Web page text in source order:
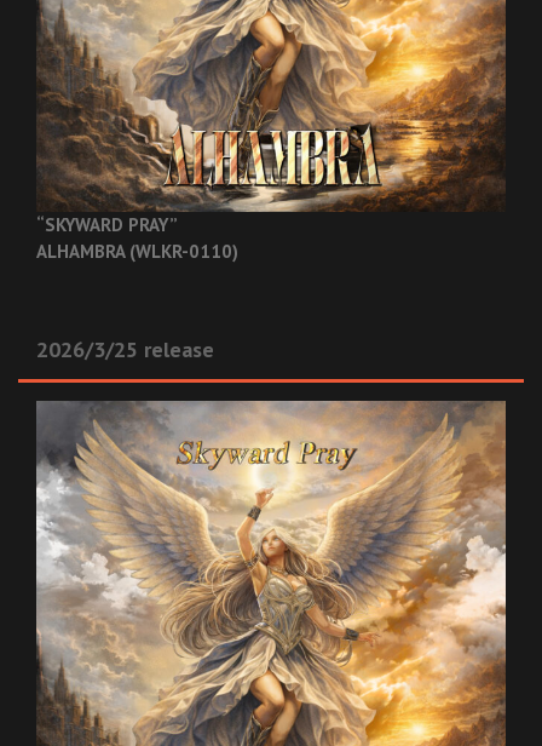
“SKYWARD PRAY”
ALHAMBRA (WLKR-0110)
2026/3/25 release